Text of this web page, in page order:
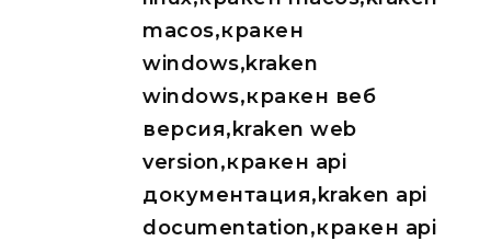
macos,кракен
windows,kraken
windows,кракен веб
версия,kraken web
version,кракен api
документация,kraken api
documentation,кракен api